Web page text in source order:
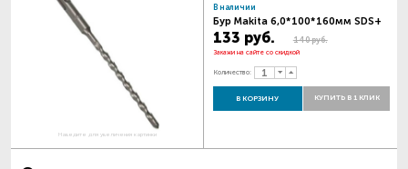
Наведите для увеличения картинки
В наличии
Бур Makita 6,0*100*160мм SDS+
133 руб. 140 руб.
Закажи на сайте со скидкой
Количество:
В КОРЗИНУ КУПИТЬ В 1 КЛИК